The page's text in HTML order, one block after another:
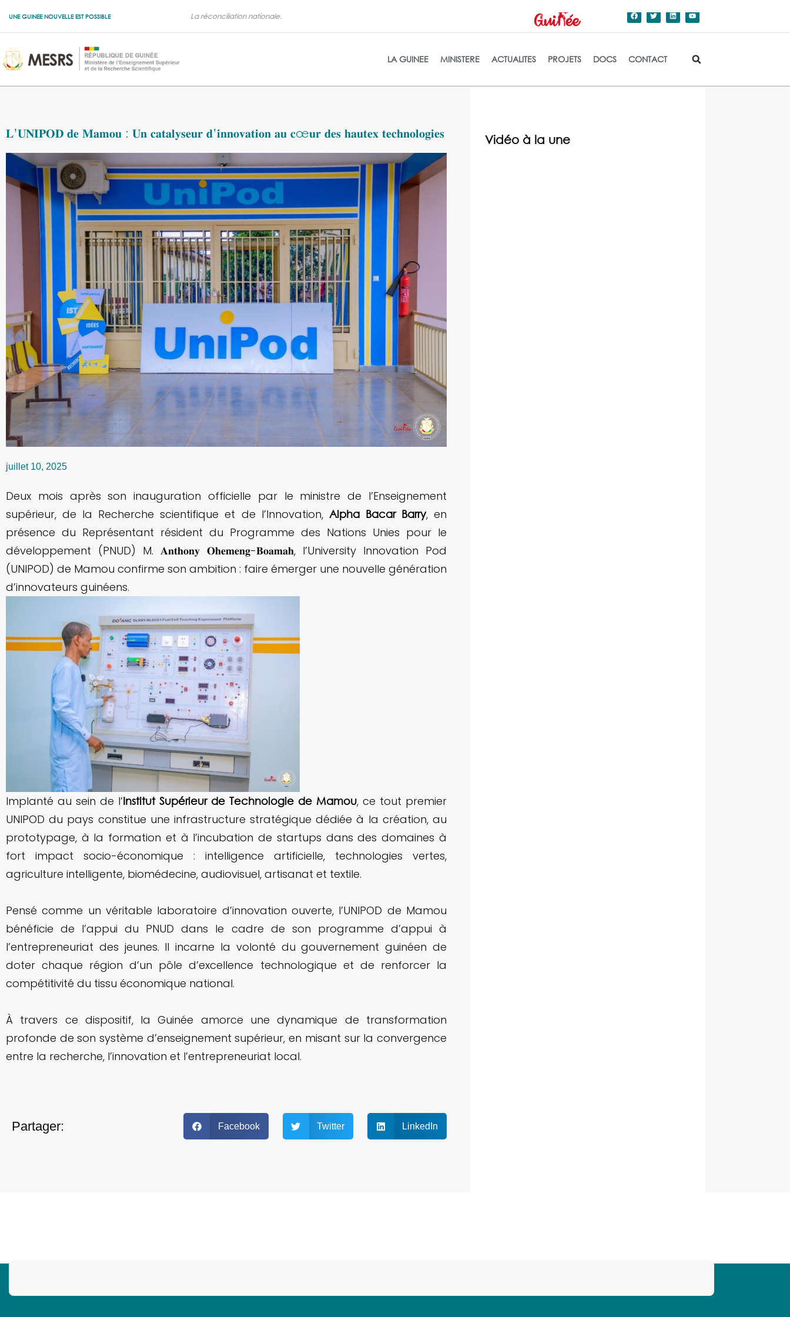
UNE GUINEE NOUVELLE EST POSSIBLE La réconciliation nationale. La refondation de l'Etat.
LA GUINEE MINISTERE ACTUALITES PROJETS DOCS CONTACT
𝐋’𝐔𝐍𝐈𝐏𝐎𝐃 𝐝𝐞 𝐌𝐚𝐦𝐨𝐮 : 𝐔𝐧 𝐜𝐚𝐭𝐚𝐥𝐲𝐬𝐞𝐮𝐫 𝐝’𝐢𝐧𝐧𝐨𝐯𝐚𝐭𝐢𝐨𝐧 𝐚𝐮 𝐜œ𝐮𝐫 𝐝𝐞𝐬 𝐡𝐚𝐮𝐭𝐞𝐱 𝐭𝐞𝐜𝐡𝐧𝐨𝐥𝐨𝐠𝐢𝐞𝐬
juillet 10, 2025
Deux mois après son inauguration officielle par le ministre de l’Enseignement
supérieur, de la Recherche scientifique et de l’Innovation, Alpha Bacar Barry, en
présence du Représentant résident du Programme des Nations Unies pour le
développement (PNUD) M. 𝐀𝐧𝐭𝐡𝐨𝐧𝐲 𝐎𝐡𝐞𝐦𝐞𝐧𝐠-𝐁𝐨𝐚𝐦𝐚𝐡, l’University Innovation Pod
(UNIPOD) de Mamou confirme son ambition : faire émerger une nouvelle génération
d’innovateurs guinéens.
Implanté au sein de l’Institut Supérieur de Technologie de Mamou, ce tout premier
UNIPOD du pays constitue une infrastructure stratégique dédiée à la création, au
prototypage, à la formation et à l’incubation de startups dans des domaines à
fort impact socio-économique : intelligence artificielle, technologies vertes,
agriculture intelligente, biomédecine, audiovisuel, artisanat et textile.
Pensé comme un véritable laboratoire d’innovation ouverte, l’UNIPOD de Mamou
bénéficie de l’appui du PNUD dans le cadre de son programme d’appui à
l’entrepreneuriat des jeunes. Il incarne la volonté du gouvernement guinéen de
doter chaque région d’un pôle d’excellence technologique et de renforcer la
compétitivité du tissu économique national.
À travers ce dispositif, la Guinée amorce une dynamique de transformation
profonde de son système d’enseignement supérieur, en misant sur la convergence
entre la recherche, l’innovation et l’entrepreneuriat local.
Partager: Facebook Twitter LinkedIn
Vidéo à la une